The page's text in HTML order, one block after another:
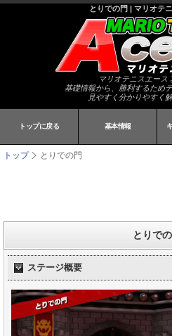
とりでの門 | マリオテ
マリオテニスエース
基礎情報から、勝利するため
見やすく分かりやすく
トップに戻る 基本情報
トップ とりでの門
とりで
ステージ概要